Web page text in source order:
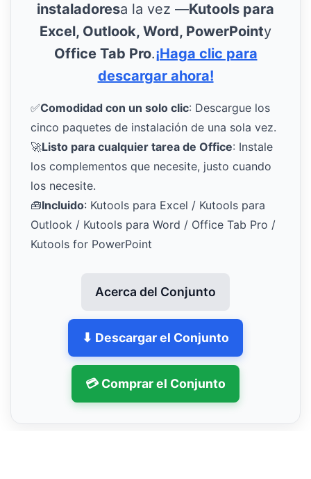
instaladoresa la vez —Kutools para
Excel, Outlook, Word, PowerPointy
Office Tab Pro.¡Haga clic para
descargar ahora!
✅Comodidad con un solo clic: Descargue los
cinco paquetes de instalación de una sola vez.
🚀Listo para cualquier tarea de Office: Instale
los complementos que necesite, justo cuando
los necesite.
🧰Incluido: Kutools para Excel / Kutools para
Outlook / Kutools para Word / Office Tab Pro /
Kutools for PowerPoint
Acerca del Conjunto
⬇ Descargar el Conjunto
💳 Comprar el Conjunto